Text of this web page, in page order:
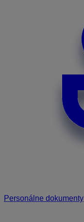
Personálne dokumenty